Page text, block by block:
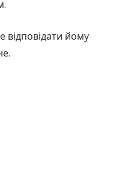
відповідати йому